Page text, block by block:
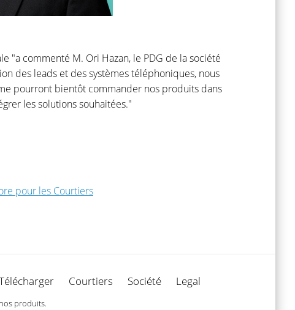
"a commenté M. Ori Hazan, le PDG de la société
des leads et des systèmes téléphoniques, nous
pourront bientôt commander nos produits dans
les solutions souhaitées."
pour les Courtiers
Courtiers Société Legal
produits.